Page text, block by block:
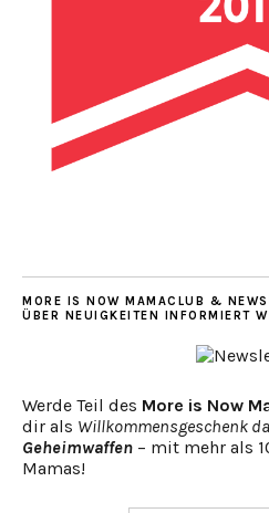
MORE IS NOW MAMACLUB &
ÜBER NEUIGKEITEN INFORMIERT
Werde Teil des More is Now
dir als Willkommensgeschenk
Geheimwaffen – mit mehr als
Mamas!